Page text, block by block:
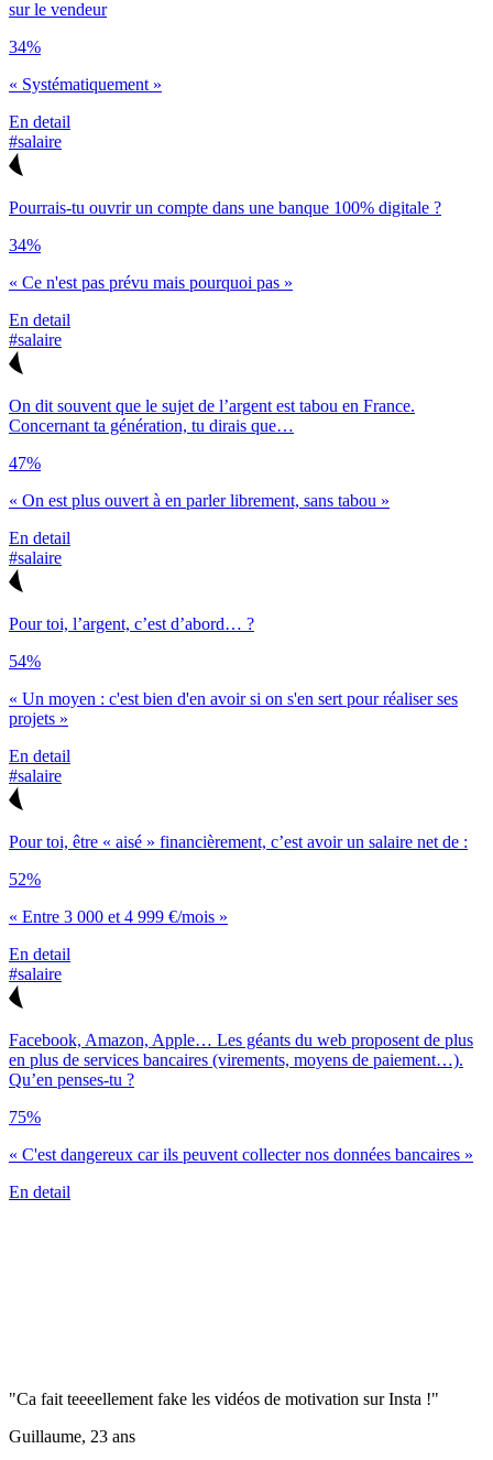
sur le vendeur
34%
« Systématiquement »
En detail
#salaire
Pourrais-tu ouvrir un compte dans une banque 100% digitale ?
34%
« Ce n'est pas prévu mais pourquoi pas »
En detail
#salaire
On dit souvent que le sujet de l’argent est tabou en France.
Concernant ta génération, tu dirais que…
47%
« On est plus ouvert à en parler librement, sans tabou »
En detail
#salaire
Pour toi, l’argent, c’est d’abord… ?
54%
« Un moyen : c'est bien d'en avoir si on s'en sert pour réaliser ses
projets »
En detail
#salaire
Pour toi, être « aisé » financièrement, c’est avoir un salaire net de :
52%
« Entre 3 000 et 4 999 €/mois »
En detail
#salaire
Facebook, Amazon, Apple… Les géants du web proposent de plus
en plus de services bancaires (virements, moyens de paiement…).
Qu’en penses-tu ?
75%
« C'est dangereux car ils peuvent collecter nos données bancaires »
En detail
"Ca fait teeeellement fake les vidéos de motivation sur Insta !"
Guillaume, 23 ans